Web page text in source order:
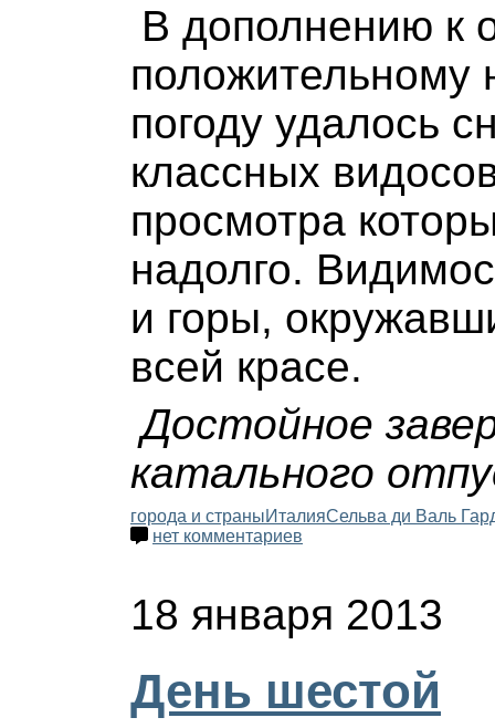
В дополнению к
положительному
погоду удалось
классных
просмотра
надолго.
и горы,
всей красе.
Достойное
катального
города и страныИталияСельва ди Валь
нет комментариев
18 января 2013
День шестой